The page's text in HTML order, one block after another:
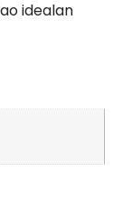
idealan